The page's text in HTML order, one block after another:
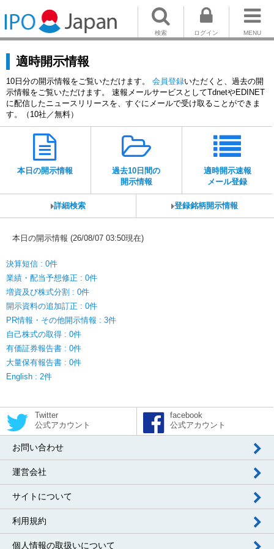
MENU
ログイン
検索
適時開示情報
10日分の開示情報をご覧いただけます。 会員登録いただくと、過去の開
示情報をご覧いただけます。 速報メールサービスとしてTdnetやEDINET
に配信したニュースリリースを、すぐにメールで受け取ることができま
す。（10社／無料）
本日の開示情報
過去10日間の
開示情報
適時開示速報
メール登録
詳細検索 登録銘柄開示情報
本日の開示情報 (26/08/07 03:50現在)
決算短信 : 0件
業績・配当予想修正 : 0件
増資及び株式分割 : 0件
開示資料の追加訂正 : 0件
PR情報・その他開示情報 : 3件
自己株式の取得 : 0件
有価証券報告書 : 0件
大量保有報告書 : 0件
English : 2件
Twitter
公式アカウント
facebook
公式アカウント
お問い合わせ
運営会社
サイトについて
利用規約
個人情報の取扱いについて